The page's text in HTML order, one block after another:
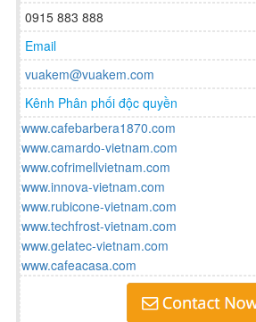
0915 883 888
Email
vuakem@vuakem.com
Kênh Phân phối độc quyền
www.cafebarbera1870.com
www.camardo-vietnam.com
www.cofrimellvietnam.com
www.innova-vietnam.com
www.rubicone-vietnam.com
www.techfrost-vietnam.com
www.gelatec-vietnam.com
www.cafeacasa.com